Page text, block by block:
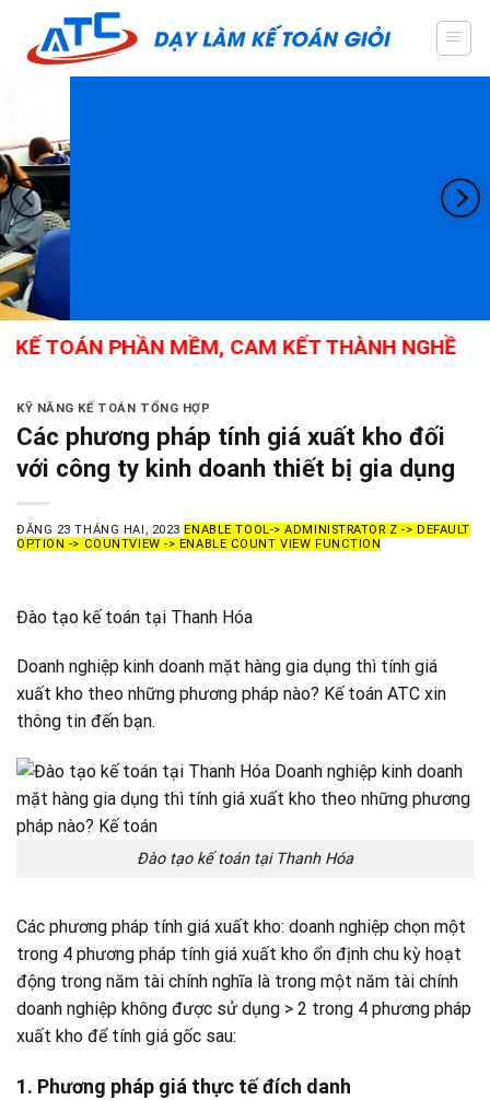
content
PHẦN MỀM, CAM KẾT THÀNH NGHỀ
KỸ NĂNG KẾ TOÁN TỔNG HỢP
Các phương pháp tính giá xuất kho đối
với công ty kinh doanh thiết bị gia dụng
ĐĂNG 23 THÁNG HAI, 2023 ENABLE TOOL-> ADMINISTRATOR Z -> DEFAULT
OPTION -> COUNTVIEW -> ENABLE COUNT VIEW FUNCTION
Đào tạo kế toán tại Thanh Hóa
Doanh nghiệp kinh doanh mặt hàng gia dụng thì tính giá
xuất kho theo những phương pháp nào? Kế toán ATC xin
thông tin đến bạn.
Đào tạo kế toán tại Thanh Hóa
Các phương pháp tính giá xuất kho: doanh nghiệp chọn một
trong 4 phương pháp tính giá xuất kho ổn định chu kỳ hoạt
động trong năm tài chính nghĩa là trong một năm tài chính
doanh nghiệp không được sử dụng > 2 trong 4 phương pháp
xuất kho để tính giá gốc sau:
1. Phương pháp giá thực tế đích danh